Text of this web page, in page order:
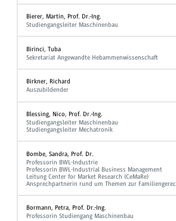
Bierer, Martin, Prof. Dr.-Ing.
Studiengangsleiter Maschinenbau
Birinci, Tuba
Sekretariat Angewandte Hebammenwissenschaft
Birkner, Richard
Auszubildender
Blessing, Nico, Prof. Dr.-Ing.
Studiengangsleiter Maschinenbau
Studiengangsleiter Mechatronik
Bombe, Sandra, Prof. Dr.
Professorin BWL-Industrie
Professorin BWL-Industrial Business Management
Leitung Center for Market Research (CeMaRe)
Ansprechpartnerin rund um Themen zur
Bormann, Petra, Prof. Dr.-Ing.
Professorin Studiengang Maschinenbau